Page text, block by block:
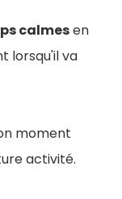
calmesen
lorsqu'il va
moment
activité.